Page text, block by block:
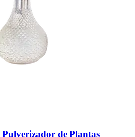
Pulverizador de Plantas